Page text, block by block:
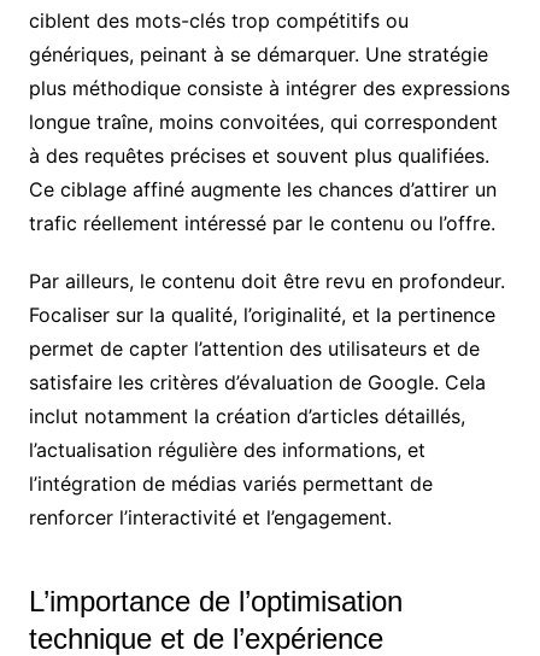
ciblent des mots-clés trop compétitifs ou
génériques, peinant à se démarquer. Une stratégie
plus méthodique consiste à intégrer des expressions
longue traîne, moins convoitées, qui correspondent
à des requêtes précises et souvent plus qualifiées.
Ce ciblage affiné augmente les chances d’attirer un
trafic réellement intéressé par le contenu ou l’offre.
Par ailleurs, le contenu doit être revu en profondeur.
Focaliser sur la qualité, l’originalité, et la pertinence
permet de capter l’attention des utilisateurs et de
satisfaire les critères d’évaluation de Google. Cela
inclut notamment la création d’articles détaillés,
l’actualisation régulière des informations, et
l’intégration de médias variés permettant de
renforcer l’interactivité et l’engagement.
L’importance de l’optimisation
technique et de l’expérience